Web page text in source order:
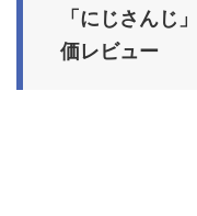
「にじさんじ
価レビュー